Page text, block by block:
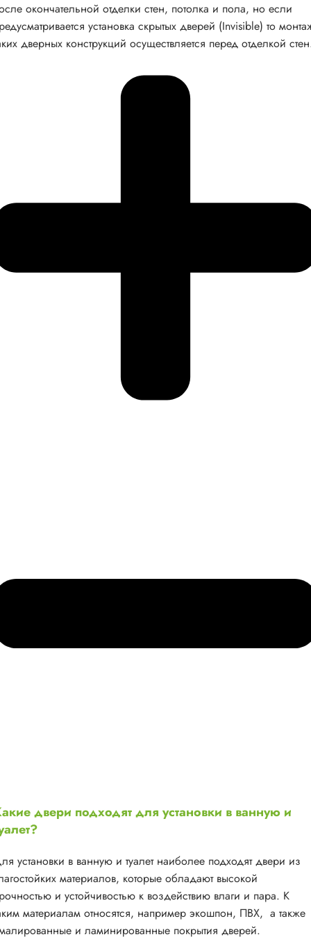
окончательной отделки стен, потолка и пола, но если
установка скрытых дверей (Invisible) то
дверных конструкций осуществляется перед отделкой
двери подходят для установки в ванную и
установки в ванную и туалет наиболее подходят двери из
материалов, которые обладают высокой
и устойчивостью к воздействию влаги и пара. К
материалам относятся, например экошпон, ПВХ, а также
и ламинированные покрытия дверей.